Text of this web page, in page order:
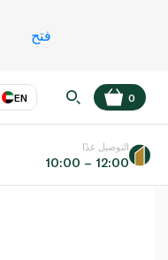
فتح
EN
عر
0
التوصيل غدًا
10:00 – 12:00